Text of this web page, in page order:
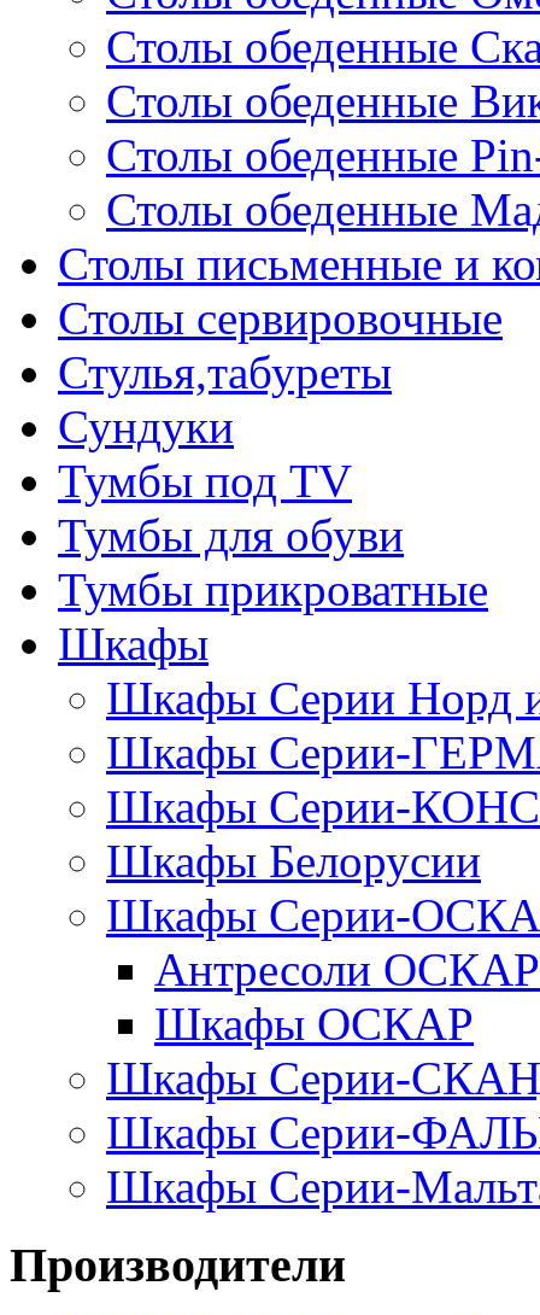
Столы обеденные
Столы обеденные
Столы обеденные
Столы обеденные
Столы письменные и
Столы сервировочные
Стулья,табуреты
Сундуки
Тумбы под TV
Тумбы для обуви
Тумбы прикроватные
Шкафы
Шкафы Серии
Шкафы Серии-
Шкафы Серии-
Шкафы Белорусии
Шкафы Серии-
Антресоли ОСКАР
Шкафы ОСКАР
Шкафы Серии-
Шкафы Серии-
Шкафы Серии-
Производители